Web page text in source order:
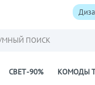
ПОИСК
СВЕТ -90% КОМОДЫ